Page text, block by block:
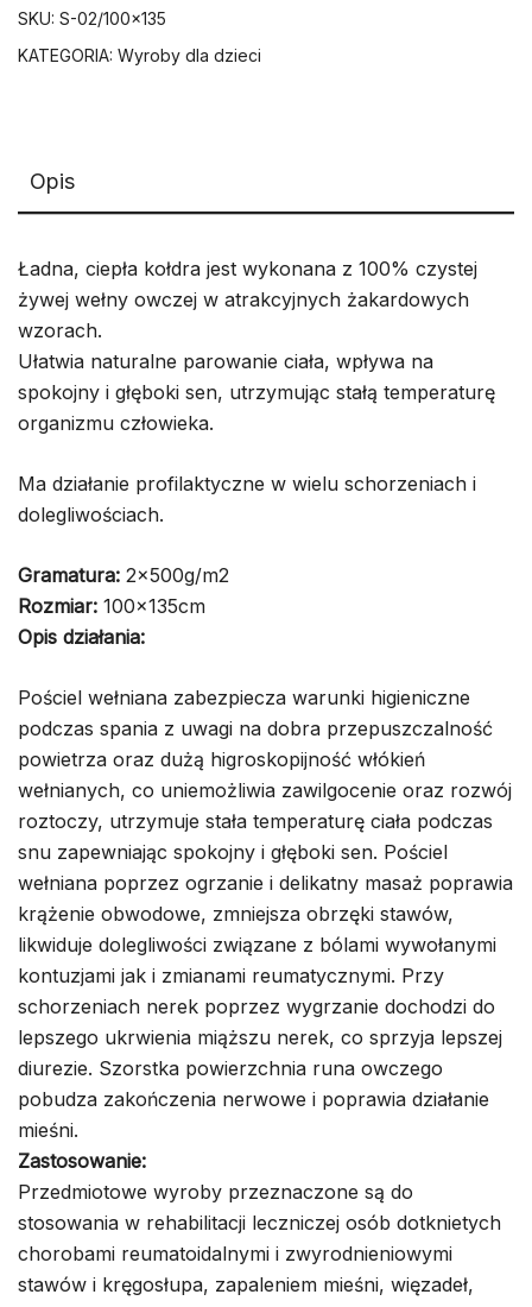
SKU: S-02/100x135
KATEGORIA: Wyroby dla dzieci
Opis
Ładna, ciepła kołdra jest wykonana z 100% czystej
żywej wełny owczej w atrakcyjnych żakardowych
wzorach.
Ułatwia naturalne parowanie ciała, wpływa na
spokojny i głęboki sen, utrzymując stałą temperaturę
organizmu człowieka.
Ma działanie profilaktyczne w wielu schorzeniach i
dolegliwościach.
Gramatura: 2x500g/m2
Rozmiar: 100x135cm
Opis działania:
Pościel wełniana zabezpiecza warunki higieniczne
podczas spania z uwagi na dobra przepuszczalność
powietrza oraz dużą higroskopijność włókień
wełnianych, co uniemożliwia zawilgocenie oraz rozwój
roztoczy, utrzymuje stała temperaturę ciała podczas
snu zapewniając spokojny i głęboki sen. Pościel
wełniana poprzez ogrzanie i delikatny masaż poprawia
krążenie obwodowe, zmniejsza obrzęki stawów,
likwiduje dolegliwości związane z bólami wywołanymi
kontuzjami jak i zmianami reumatycznymi. Przy
schorzeniach nerek poprzez wygrzanie dochodzi do
lepszego ukrwienia miąższu nerek, co sprzyja lepszej
diurezie. Szorstka powierzchnia runa owczego
pobudza zakończenia nerwowe i poprawia działanie
mieśni.
Zastosowanie:
Przedmiotowe wyroby przeznaczone są do
stosowania w rehabilitacji leczniczej osób dotknietych
chorobami reumatoidalnymi i zwyrodnieniowymi
stawów i kręgosłupa, zapaleniem mieśni, więzadeł,